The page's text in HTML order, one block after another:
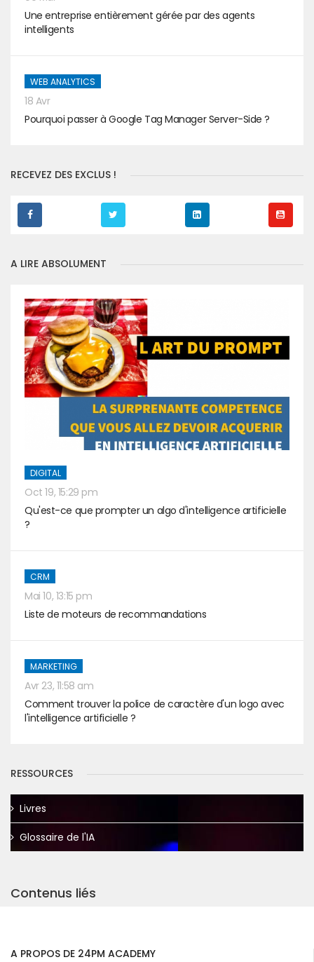
Une entreprise entièrement gérée par des agents
intelligents
WEB ANALYTICS
18 Avr
Pourquoi passer à Google Tag Manager Server-Side ?
RECEVEZ DES EXCLUS !
A LIRE ABSOLUMENT
DIGITAL
Oct 19, 15:29 pm
Qu'est-ce que prompter un algo d'intelligence artificielle
?
CRM
Mai 10, 13:15 pm
Liste de moteurs de recommandations
MARKETING
Avr 23, 11:58 am
Comment trouver la police de caractère d'un logo avec
l'intelligence artificielle ?
RESSOURCES
Livres
Glossaire de l'IA
Contenus liés
A PROPOS DE 24PM ACADEMY